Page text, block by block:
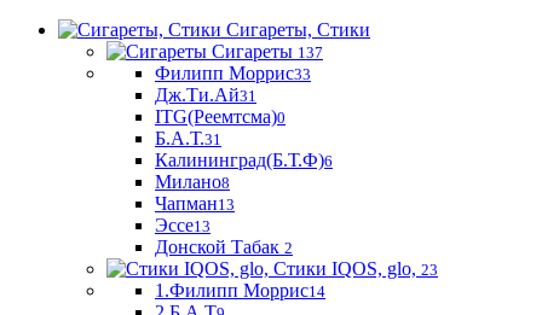
Сигареты, Стики
Сигареты 137
Филипп Моррис33
Дж.Ти.Ай31
ITG(Реемтсма)0
Б.А.Т.31
Калининград(Б.Т.Ф)6
Милано8
Чапман13
Эссе13
Донской Табак 2
Стики IQOS, glo, 23
1.Филипп Моррис14